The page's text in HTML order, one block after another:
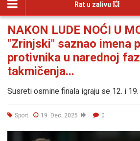
Rat u zalivu 💥
NAKON LUDE NOĆI U
"Zrinjski" saznao imena
protivnika u narednoj
takmičenja...
Susreti osmine finala igraju se 12. i 19.
Sport 19. Dec. 2025 0